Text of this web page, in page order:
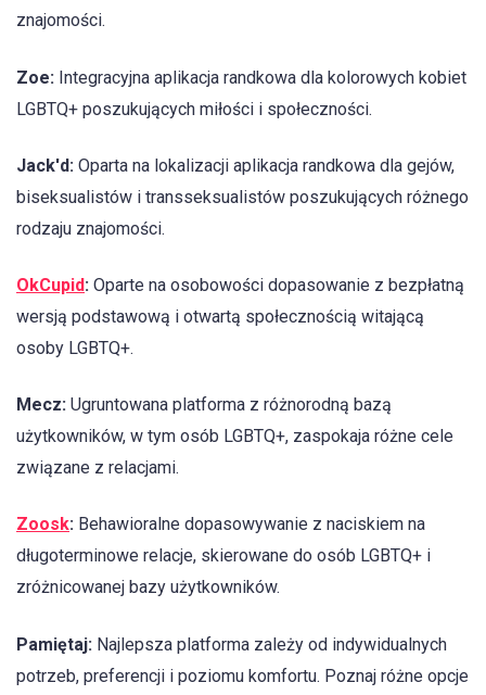
znajomości.
Zoe: Integracyjna aplikacja randkowa dla kolorowych kobiet
LGBTQ+ poszukujących miłości i społeczności.
Jack'd: Oparta na lokalizacji aplikacja randkowa dla gejów,
biseksualistów i transseksualistów poszukujących różnego
rodzaju znajomości.
OkCupid: Oparte na osobowości dopasowanie z bezpłatną
wersją podstawową i otwartą społecznością witającą
osoby LGBTQ+.
Mecz: Ugruntowana platforma z różnorodną bazą
użytkowników, w tym osób LGBTQ+, zaspokaja różne cele
związane z relacjami.
Zoosk: Behawioralne dopasowywanie z naciskiem na
długoterminowe relacje, skierowane do osób LGBTQ+ i
zróżnicowanej bazy użytkowników.
Pamiętaj: Najlepsza platforma zależy od indywidualnych
potrzeb, preferencji i poziomu komfortu. Poznaj różne opcje